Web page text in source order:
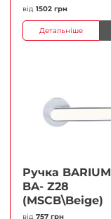
від 1502 грн
Детальніше
Ручка BARIUM
BA- Z28
(MSCB\Beige)
від 757 грн